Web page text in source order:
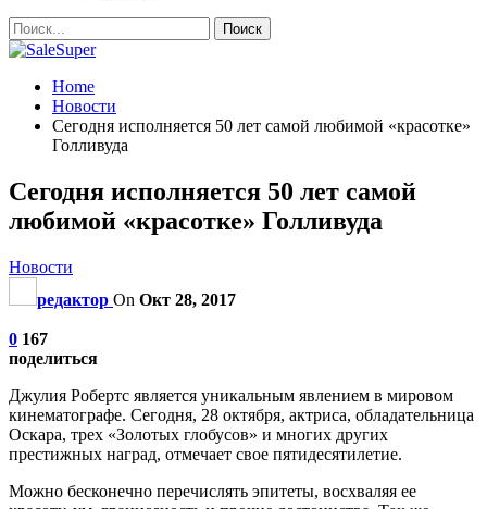
Home
Новости
Сегодня исполняется 50 лет самой любимой «красотке»
Голливуда
Сегодня исполняется 50 лет самой
любимой «красотке» Голливуда
Новости
редактор On Окт 28, 2017
0 167
поделиться
Джулия Робертс является уникальным явлением в мировом
кинематографе. Сегодня, 28 октября, актриса, обладательница
Оскара, трех «Золотых глобусов» и многих других
престижных наград, отмечает свое пятидесятилетие.
Можно бесконечно перечислять эпитеты, восхваляя ее